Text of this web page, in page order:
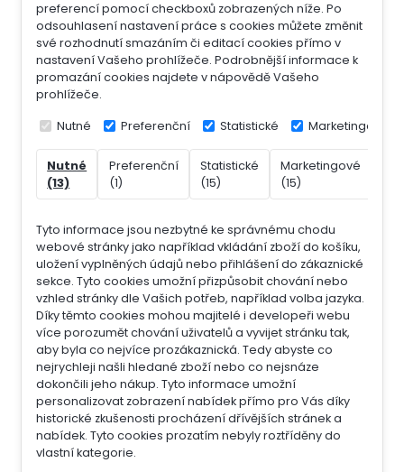
preferencí pomocí checkboxů zobrazených níže. Po
odsouhlasení nastavení práce s cookies můžete změnit
své rozhodnutí smazáním či editací cookies přímo v
nastavení Vašeho prohlížeče. Podrobnější informace k
promazání cookies najdete v nápovědě Vašeho
prohlížeče.
Nutné Preferenční Statistické Marketingové
Nutné
(13)
Preferenční
(1)
Statistické
(15)
Marketingové
(15)
Tyto informace jsou nezbytné ke správnému chodu
webové stránky jako například vkládání zboží do košíku,
uložení vyplněných údajů nebo přihlášení do zákaznické
sekce. Tyto cookies umožní přizpůsobit chování nebo
vzhled stránky dle Vašich potřeb, například volba jazyka.
Díky těmto cookies mohou majitelé i developeři webu
více porozumět chování uživatelů a vyvijet stránku tak,
aby byla co nejvíce prozákaznická. Tedy abyste co
nejrychleji našli hledané zboží nebo co nejsnáze
dokončili jeho nákup. Tyto informace umožní
personalizovat zobrazení nabídek přímo pro Vás díky
historické zkušenosti procházení dřívějších stránek a
nabídek. Tyto cookies prozatím nebyly roztříděny do
vlastní kategorie.